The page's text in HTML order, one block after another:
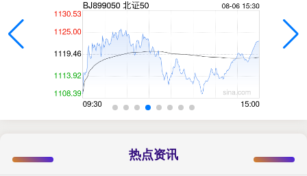
热点资讯